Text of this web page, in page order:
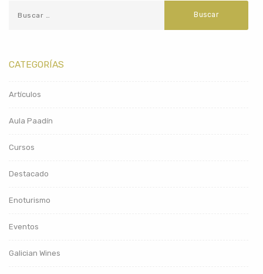
CATEGORÍAS
Artículos
Aula Paadín
Cursos
Destacado
Enoturismo
Eventos
Galician Wines